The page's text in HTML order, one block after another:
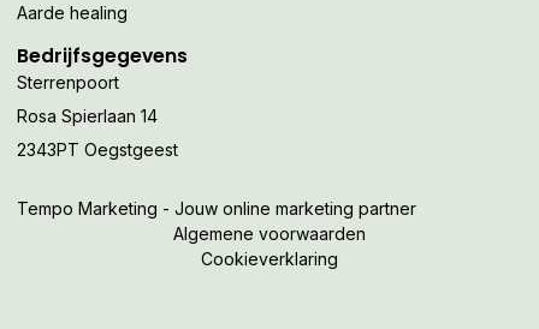
Aarde healing
Bedrijfsgegevens
Sterrenpoort
Rosa Spierlaan 14
2343PT Oegstgeest
Tempo Marketing - Jouw online marketing partner
Algemene voorwaarden
Cookieverklaring